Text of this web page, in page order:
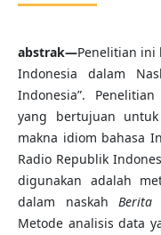
abstrak—Penelitian ini
Indonesia dalam
Indonesia”.
yang bertujuan
makna idiom bahasa
Radio Republik
digunakan adalah
dalam naskahBerita
Metode analisis data